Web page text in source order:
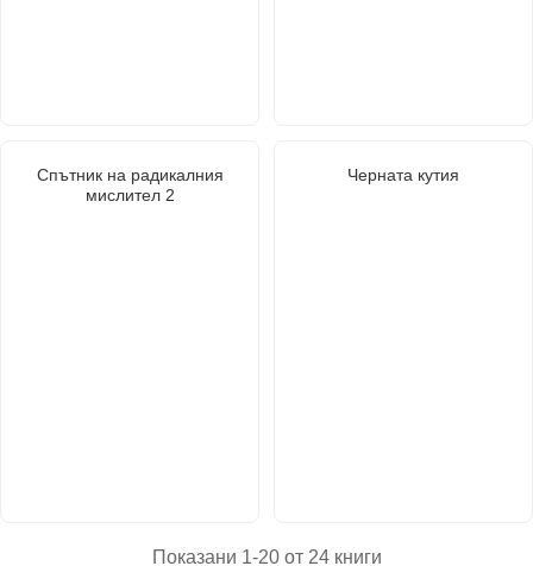
Спътник на радикалния
мислител 2
Черната кутия
Показани 1-20 от 24 книги